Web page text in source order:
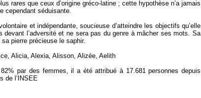
rares que ceux d’origine gréco-latine ; cette hypothèse n’a jamais
cependant séduisante.
et indépendante, soucieuse d’atteindre les objectifs qu’elle
devant l’adversité et ne sera pas du genre à mâcher ses mots. Sa
pierre précieuse le saphir.
Alicia, Alexia, Alisson, Alizée, Aelith
par des femmes, il a été attribué à 17.681 personnes depuis
de l’INSEE